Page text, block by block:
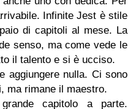
Infinite Jest è stile
di capitoli al mese. La
senso, ma come vede le
il talento e si è ucciso.
aggiungere nulla. Ci sono
ma rimane il maestro.
capitolo a parte.